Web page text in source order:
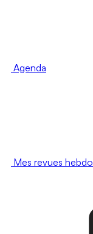
Agenda
Mes revues hebdo